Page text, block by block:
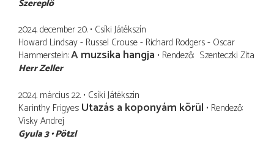
Szereplő
2024. december 20. Csíki Játékszín
Howard Lindsay - Russel Crouse - Richard Rodgers - Oscar
Hammerstein A muzsika hangja Rendező Szenteczki Zita
Herr Zeller
2024. március 22. Csíki Játékszín
Karinthy Frigyes Utazás a koponyám körül Rendező
Visky Andrej
Gyula 3 Pötzl